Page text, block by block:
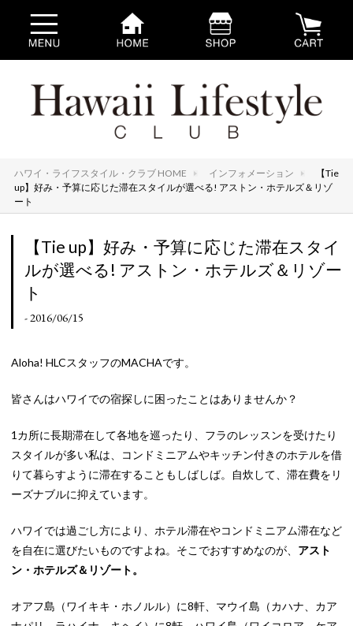
ハワイ・ライフスタイル・クラブ HOME インフォメーション
【Tie
up】好み・予算に応じた滞在スタイルが選べる! アストン・ホテルズ＆リゾ
ート
【Tie up】好み・予算に応じた滞在スタイ
ルが選べる! アストン・ホテルズ＆リゾー
ト
- 2016/06/15
Aloha! HLCスタッフのMACHAです。
皆さんはハワイでの宿探しに困ったことはありませんか？
1カ所に長期滞在して各地を巡ったり、フラのレッスンを受けたり
スタイルが多い私は、コンドミニアムやキッチン付きのホテルを借
りて暮らすように滞在することもしばしば。自炊して、滞在費をリ
ーズナブルに抑えています。
ハワイでは過ごし方により、ホテル滞在やコンドミニアム滞在など
を自在に選びたいものですよね。そこでおすすめなのが、 アスト
ン・ホテルズ＆リゾート。
オアフ島（ワイキキ・ホノルル）に8軒、マウイ島（カハナ、カア